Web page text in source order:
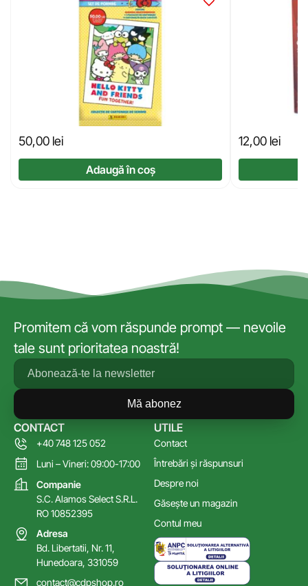
50,00 lei
Adaugă în coș
12,00 lei
Promitem că vom răspunde prompt — nevoile
tale sunt prioritatea noastră!
Mă abonez
UTILE
Contact
Întrebări și răspunsuri
Despre noi
Găsește un magazin
Contul meu
CONTACT
+40 748 125 052
Luni – Vineri: 09:00-17:00
Companie
S.C. Alamos Select S.R.L.
RO 10852395
Adresa
Bd. Libertatii, Nr. 11,
Hunedoara, 331059
contact@cdpshop.ro